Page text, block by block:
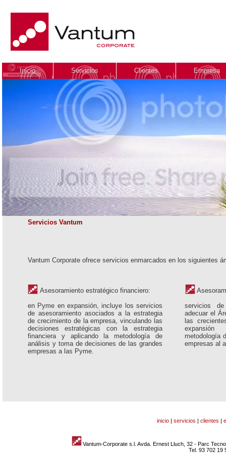
Inicio Servicios Clientes Empresa
Servicios Vantum
Vantum Corporate ofrece servicios enmarcados en los siguientes
Asesoramiento estratégico financiero:
en Pyme en expansión, incluye los servicios
de asesoramiento asociados a la estrategia
de crecimiento de la empresa, vinculando las
decisiones estratégicas con la estrategia
financiera y aplicando la metodología de
análisis y toma de decisiones de las grandes
empresas a las Pyme.
servicios de
adecuar el
las
metodología
empresas al
inicio | servicios | clientes |
Vantum-Corporate s.l. Avda. Ernest Lluch, 32 - Parc
Tel. 93 702 19